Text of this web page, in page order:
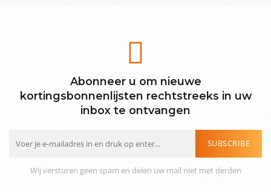
Abonneer u om nieuwe
kortingsbonnenlijsten rechtstreeks in uw
inbox te ontvangen
SUBSCRIBE
Wij versturen geen spam en delen uw mail niet met derden